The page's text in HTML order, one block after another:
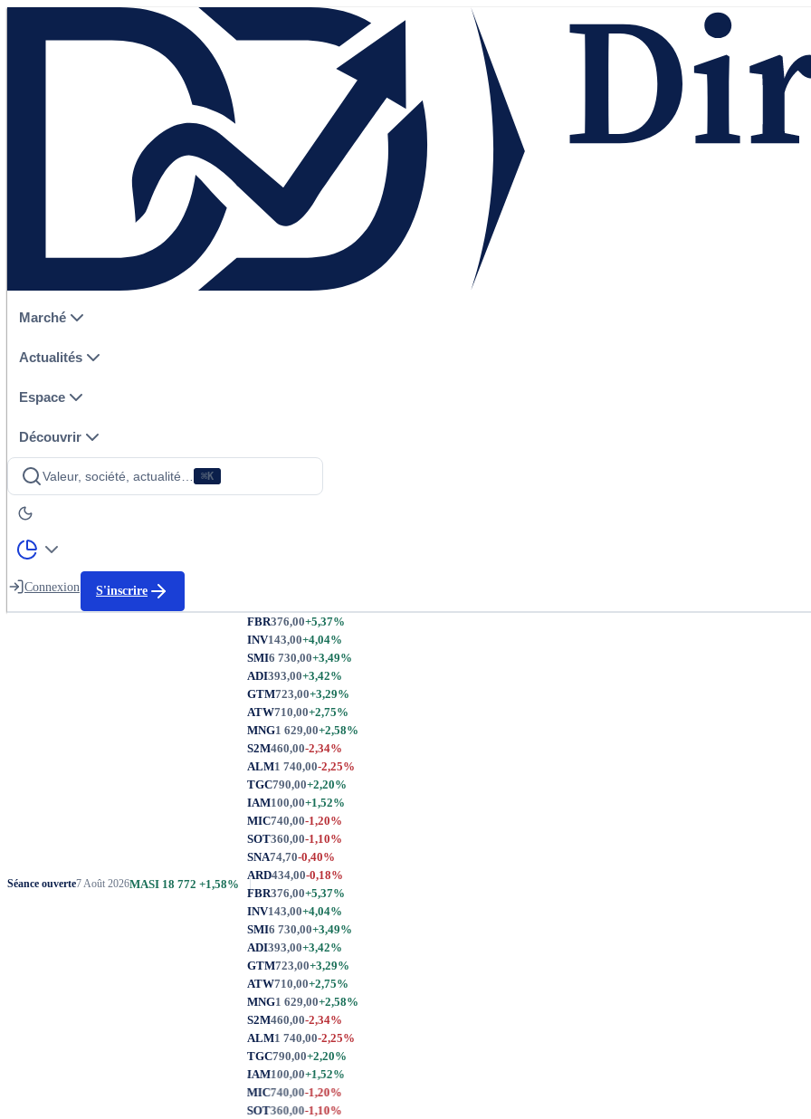
Marché
Actualités
Espace
Découvrir
Valeur, société, actualité… ⌘K
Connexion S'inscrire
Séance ouverte7 Août 2026MASI 18 772 +1,58%
FBR376,00+5,37%
INV143,00+4,04%
SMI6 730,00+3,49%
ADI393,00+3,42%
GTM723,00+3,29%
ATW710,00+2,75%
MNG1 629,00+2,58%
S2M460,00-2,34%
ALM1 740,00-2,25%
TGC790,00+2,20%
IAM100,00+1,52%
MIC740,00-1,20%
SOT360,00-1,10%
SNA74,70-0,40%
ARD434,00-0,18%